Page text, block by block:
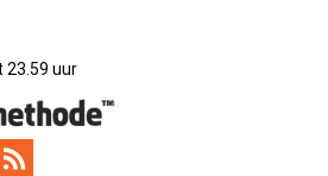
23.59 uur